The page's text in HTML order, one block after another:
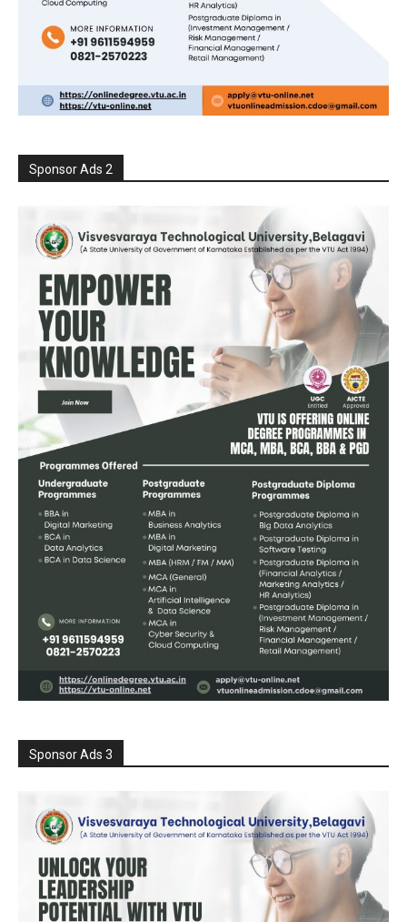
Sponsor Ads 2
Sponsor Ads 3